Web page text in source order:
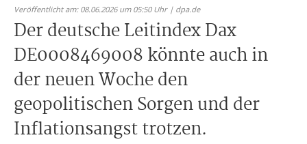
Veröffentlicht am: 08.06.2026 um 05:50 Uhr | dpa.de
Der deutsche Leitindex Dax
DE0008469008 könnte auch in
der neuen Woche den
geopolitischen Sorgen und der
Inflationsangst trotzen.